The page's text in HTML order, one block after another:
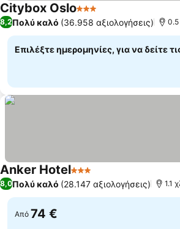
Citybox Oslo3 Αστέρια
8,2Πολύ καλό (36.958 αξιολογήσεις)
Επιλέξτε ημερομηνίες, για να δείτε
Anker Hotel3 Αστέρια
8,0Πολύ καλό (28.147 αξιολογήσεις) 1.1
Από 74 €